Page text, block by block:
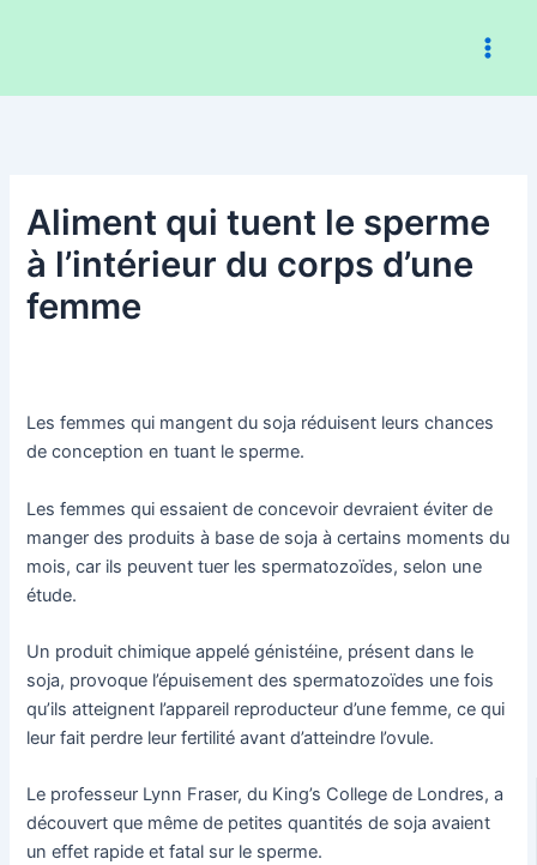
Aliment qui tuent le sperme
à l’intérieur du corps d’une
femme
Les femmes qui mangent du soja réduisent leurs chances
de conception en tuant le sperme.
Les femmes qui essaient de concevoir devraient éviter de
manger des produits à base de soja à certains moments du
mois, car ils peuvent tuer les spermatozoïdes, selon une
étude.
Un produit chimique appelé génistéine, présent dans le
soja, provoque l’épuisement des spermatozoïdes une fois
qu’ils atteignent l’appareil reproducteur d’une femme, ce qui
leur fait perdre leur fertilité avant d’atteindre l’ovule.
Le professeur Lynn Fraser, du King’s College de Londres, a
découvert que même de petites quantités de soja avaient
un effet rapide et fatal sur le sperme.